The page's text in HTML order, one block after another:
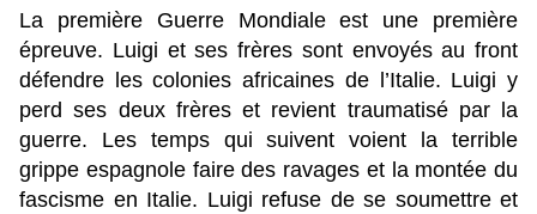
La première Guerre Mondiale est une première
épreuve. Luigi et ses frères sont envoyés au front
défendre les colonies africaines de l’Italie. Luigi y
perd ses deux frères et revient traumatisé par la
guerre. Les temps qui suivent voient la terrible
grippe espagnole faire des ravages et la montée du
fascisme en Italie. Luigi refuse de se soumettre et